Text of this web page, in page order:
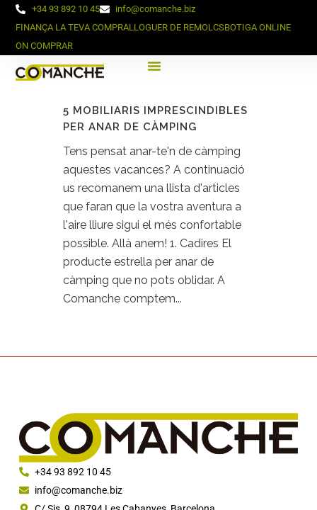
+34 93 892 10 45
info@comanche.biz
FINANÇA LA TEVA COMPRALLOGUER DE REMOLCSBOTIGA ONLINE
ON COMPRAR
5 MOBILIARIS IMPRESCINDIBLES
PER ANAR DE CÀMPING
Tens pensat anar-te'n de càmping
aquestes vacances? A continuació
us recomanem una llista d'articles
que faran que la vostra aventura a
l'aire lliure sigui el més confortable
possible. Allà anem! 1. Cadires El
producte estrella per anar de
càmping que no pots oblidar. A
Comanche comptem...
+34 93 892 10 45
info@comanche.biz